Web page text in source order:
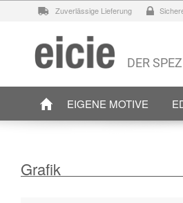
Zuverlässige Lieferung
DER
EIGENE MOTIVE
Grafik